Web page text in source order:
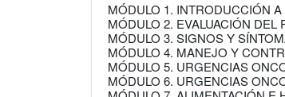
MÓDULO 1. INTRODUCCIÓN
MÓDULO 2. EVALUACIÓN DEL
MÓDULO 3. SIGNOS Y
MÓDULO 4. MANEJO Y
MÓDULO 5. URGENCIAS
MÓDULO 6. URGENCIAS